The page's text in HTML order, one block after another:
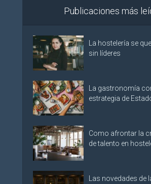
Publicaciones más
La hostelería se
sin líderes
La gastronomía
estrategia de
Como afrontar la
de talento en
Las novedades de